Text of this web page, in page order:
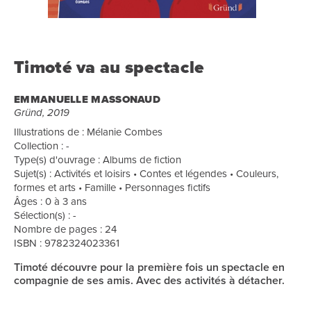
Timoté va au spectacle
EMMANUELLE MASSONAUD
Gründ, 2019
Illustrations de : Mélanie Combes
Collection : -
Type(s) d'ouvrage : Albums de fiction
Sujet(s) : Activités et loisirs • Contes et légendes • Couleurs,
formes et arts • Famille • Personnages fictifs
Âges : 0 à 3 ans
Sélection(s) : -
Nombre de pages : 24
ISBN : 9782324023361
Timoté découvre pour la première fois un spectacle en
compagnie de ses amis. Avec des activités à détacher.